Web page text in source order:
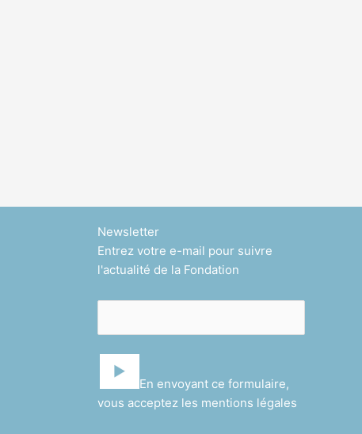
Newsletter
Entrez votre e-mail pour suivre
l'actualité de la Fondation
En envoyant ce formulaire,
vous acceptez les mentions légales